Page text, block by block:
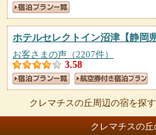
ホテルセレクトイン沼津 【静岡
お客さまの声（2207件）
3.58
クレマチスの丘周辺の宿を探す
クレマチスの丘